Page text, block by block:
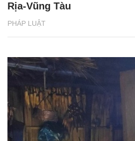
PHÁP LUẬT
Rịa-Vũng Tàu